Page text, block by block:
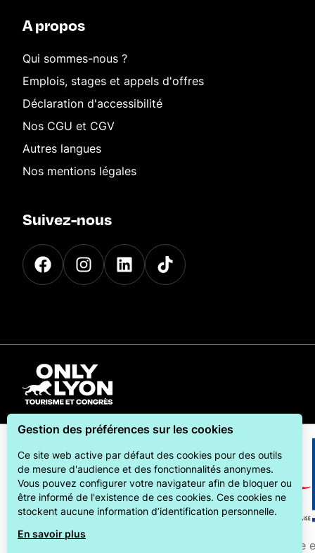
A propos
Qui sommes-nous ?
Emplois, stages et appels d'offres
Déclaration d'accessibilité
Nos CGU et CGV
Autres langues
Nos mentions légales
Suivez-nous
ONLYLYON
Gestion des préférences sur les cookies
Ce site web active par défaut des cookies pour des outils
de mesure d'audience et des fonctionnalités anonymes.
Vous pouvez configurer votre navigateur afin de bloquer ou
être informé de l'existence de ces cookies. Ces cookies ne
stockent aucune information d’identification personnelle.
En savoir plus